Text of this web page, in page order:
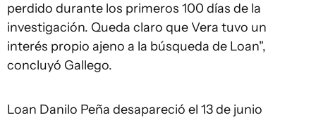
perdido durante los primeros 100 días de la
investigación. Queda claro que Vera tuvo un
interés propio ajeno a la búsqueda de Loan",
concluyó Gallego.
Loan Danilo Peña desapareció el 13 de junio